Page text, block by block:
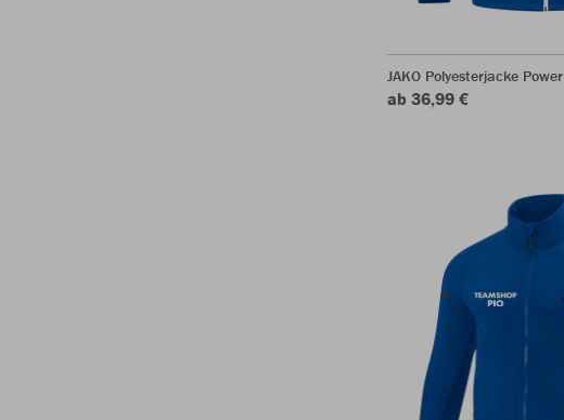
JAKO Polyesterjacke Power
ab 36,99 €